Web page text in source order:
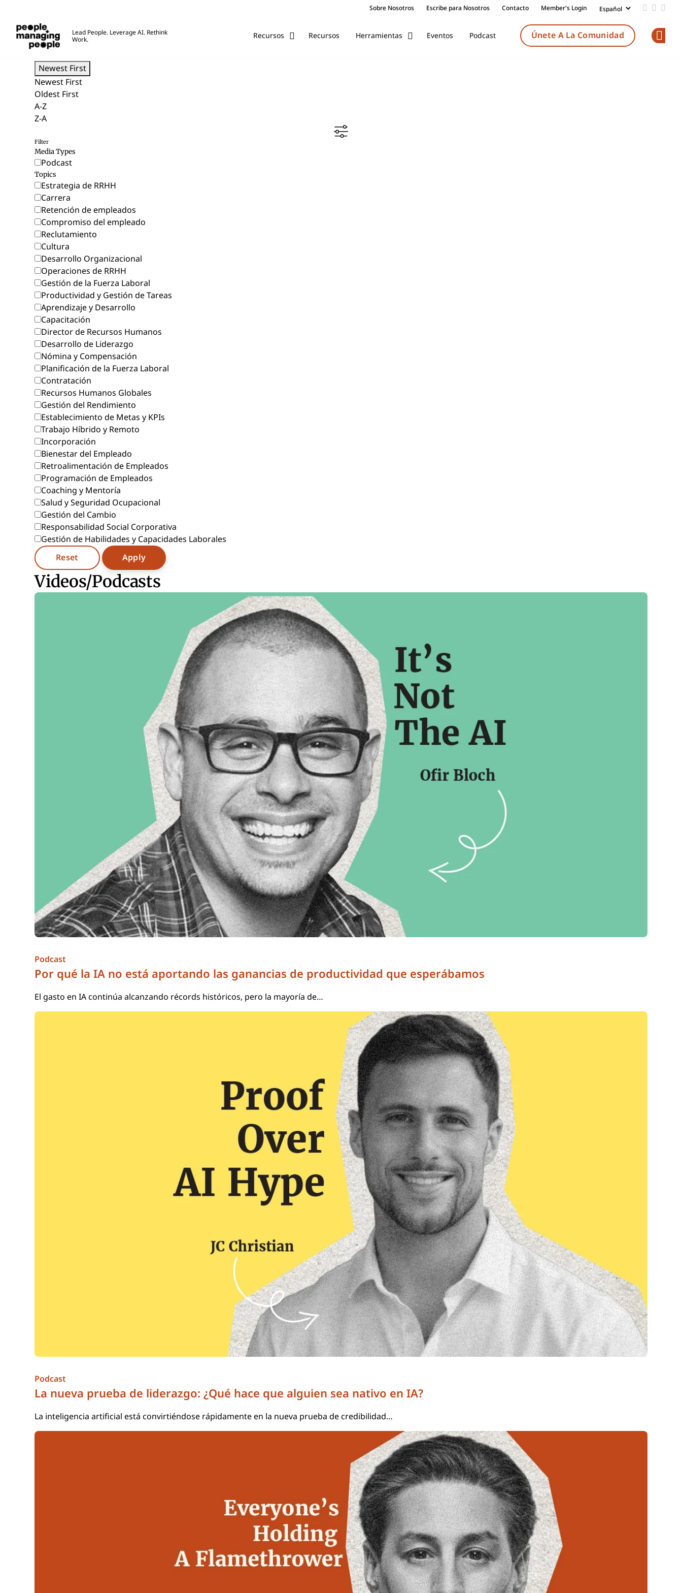
Skip to main content
Sobre Nosotros Escribe para Nosotros Contacto Member's Login Add us
Follow
Lead People. Leverage AI. Rethink
Work.
Recursos Recursos Herramientas Eventos Podcast Únete A La Comunidad
Newest First
Newest First
Oldest First
A-Z
Z-A
Filter
Media Types
Podcast
Topics
Estrategia de RRHH
Carrera
Retención de empleados
Compromiso del empleado
Reclutamiento
Cultura
Desarrollo Organizacional
Operaciones de RRHH
Gestión de la Fuerza Laboral
Productividad y Gestión de Tareas
Aprendizaje y Desarrollo
Capacitación
Director de Recursos Humanos
Desarrollo de Liderazgo
Nómina y Compensación
Planificación de la Fuerza Laboral
Contratación
Recursos Humanos Globales
Gestión del Rendimiento
Establecimiento de Metas y KPIs
Trabajo Híbrido y Remoto
Incorporación
Bienestar del Empleado
Retroalimentación de Empleados
Programación de Empleados
Coaching y Mentoría
Salud y Seguridad Ocupacional
Gestión del Cambio
Responsabilidad Social Corporativa
Gestión de Habilidades y Capacidades Laborales
Reset Apply
Videos/Podcasts
Podcast
Por qué la IA no está aportando las ganancias de productividad que esperábamos
El gasto en IA continúa alcanzando récords históricos, pero la mayoría de…
Podcast
La nueva prueba de liderazgo: ¿Qué hace que alguien sea nativo en IA?
La inteligencia artificial está convirtiéndose rápidamente en la nueva prueba de credibilidad…